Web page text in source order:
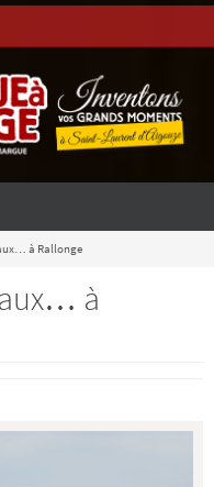
à Rallonge
à